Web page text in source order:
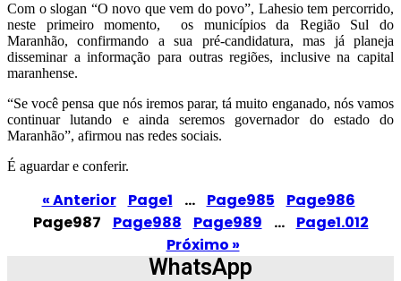
Com o slogan “O novo que vem do povo”, Lahesio tem percorrido,
neste primeiro momento, os municípios da Região Sul do
Maranhão, confirmando a sua pré-candidatura, mas já planeja
disseminar a informação para outras regiões, inclusive na capital
maranhense.
“Se você pensa que nós iremos parar, tá muito enganado, nós vamos
continuar lutando e ainda seremos governador do estado do
Maranhão”, afirmou nas redes sociais.
É aguardar e conferir.
« Anterior Page1 … Page985 Page986
Page987 Page988 Page989 … Page1.012
Próximo »
WhatsApp